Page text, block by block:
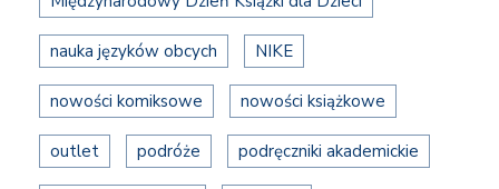
nauka języków obcych NIKE
nowości komiksowe nowości książkowe
outlet podróże podręczniki akademickie